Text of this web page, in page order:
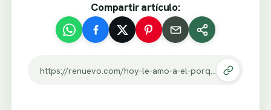
Compartir artículo:
https://renuevo.com/hoy-le-amo-a-el-porque-el-me-amo-primero.html